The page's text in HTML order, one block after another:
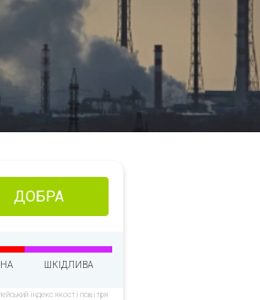
ДОБРА
ШКІДЛИВА
індекс якості повітря